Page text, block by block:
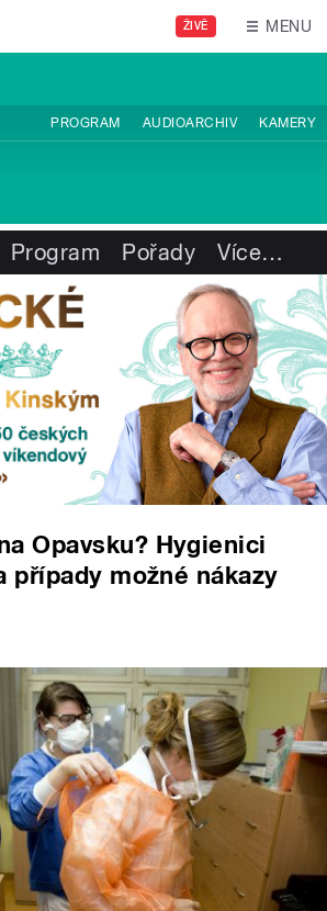
ŽIVĚ MENU
PROGRAM AUDIOARCHIV KAMERY
Program Pořady Více…
Opavsku? Hygienici
případy možné nákazy